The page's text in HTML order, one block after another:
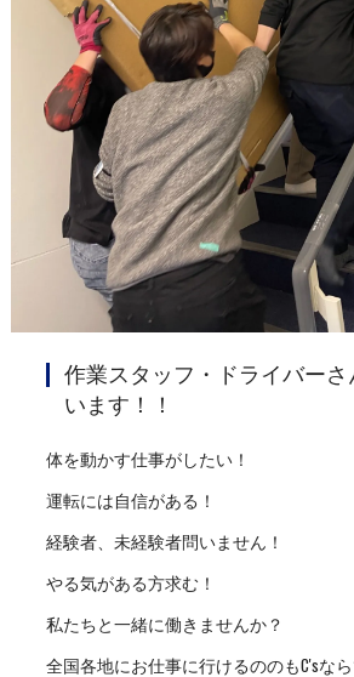
作業スタッフ・ドライバー
います！！
体を動かす仕事がしたい！
運転には自信がある！
経験者、未経験者問いません！
やる気がある方求む！
私たちと一緒に働きませんか？
全国各地にお仕事に行けるののもC'sな